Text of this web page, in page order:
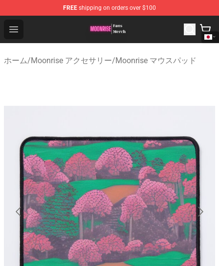
FREE shipping on orders over $100
Open menu
Moonrise Store - Official Moonrise Merchandise Shop
ホーム/Moonrise アクセサリー/Moonrise マウスパッド